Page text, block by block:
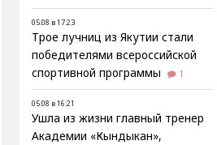
05.08 в 17:23
Трое лучниц из Якутии стали
победителями всероссийской
спортивной программы
1
05.08 в 16:21
Ушла из жизни главный тренер
Академии «Кындыкан»,